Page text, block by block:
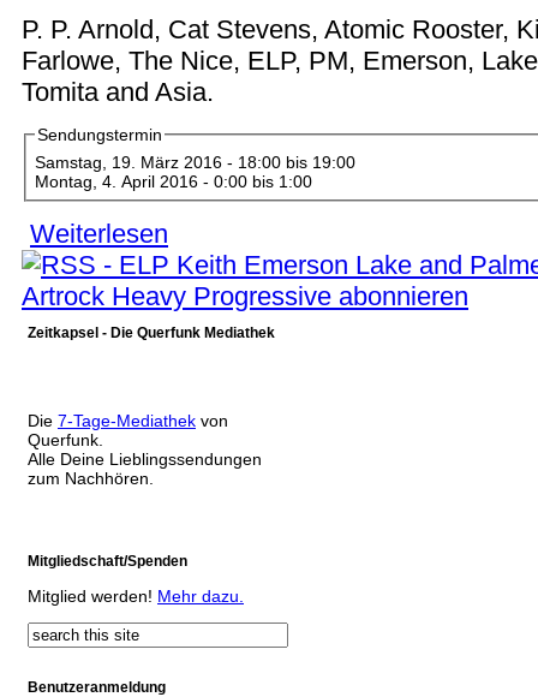
P. P. Arnold, Cat Stevens, Atomic Rooster,
Farlowe, The Nice, ELP, PM, Emerson,
Tomita and Asia.
Sendungstermin
Samstag, 19. März 2016 - 18:00 bis 19:00
Montag, 4. April 2016 - 0:00 bis 1:00
Weiterlesen
Zeitkapsel - Die Querfunk Mediathek
Die 7-Tage-Mediathek von
Querfunk.
Alle Deine Lieblingssendungen
zum Nachhören.
Mitgliedschaft/Spenden
Mitglied werden! Mehr dazu.
Suchformular
Suche
Benutzeranmeldung